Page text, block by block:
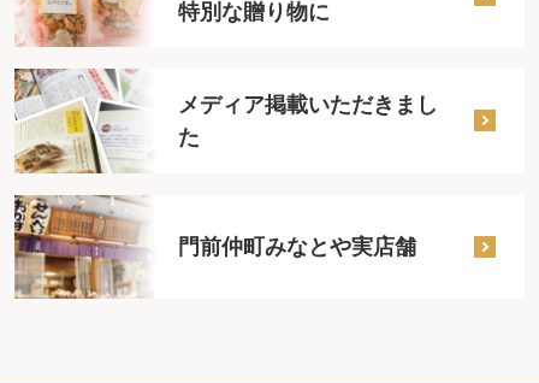
特別な贈り物に
メディア掲載いただきまし
た
門前仲町みなとや実店舗